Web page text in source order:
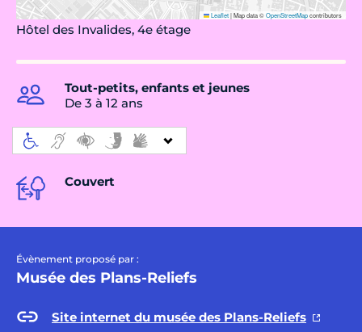
Leaflet|Map data ©OpenStreetMapcontributors
Hôtel des Invalides, 4e étage
Tout-petits, enfants et jeunes
De 3 à 12 ans
Couvert
Évènement proposé par :
Musée des Plans-Reliefs
Site internet du musée des Plans-Reliefs